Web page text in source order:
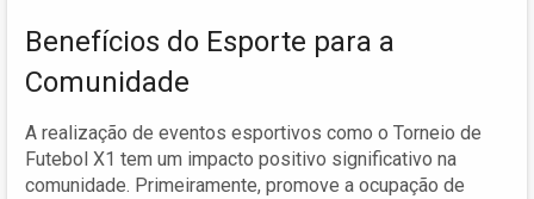
Benefícios do Esporte para a
Comunidade
A realização de eventos esportivos como o Torneio de
Futebol X1 tem um impacto positivo significativo na
comunidade. Primeiramente, promove a ocupação de